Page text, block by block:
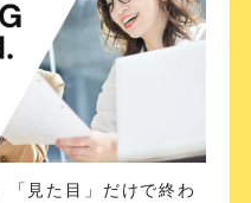
見た目」だけで終わ